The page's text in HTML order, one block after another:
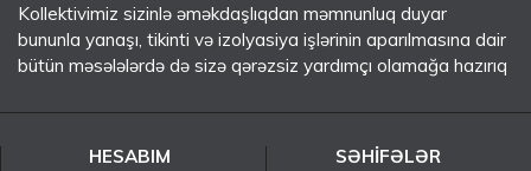
Kollektivimiz sizinlə əməkdaşlıqdan məmnunluq duyar
bununla yanaşı, tikinti və izolyasiya işlərinin aparılmasına dair
bütün məsələlərdə də sizə qərəzsiz yardımçı olamağa hazırıq
HESABIM
SƏHIFƏLƏR